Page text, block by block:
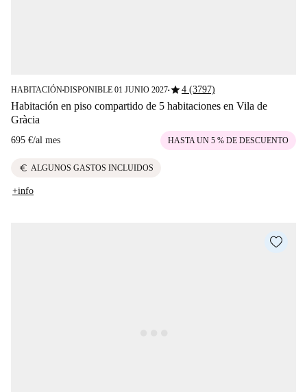
HABITACIÓN■DISPONIBLE 01 JUNIO 2027■star4 (3797)
Habitación en piso compartido de 5 habitaciones en Vila de
Gràcia
695 €/al mes HASTA UN 5 % DE DESCUENTO
euro ALGUNOS GASTOS INCLUIDOS
+info